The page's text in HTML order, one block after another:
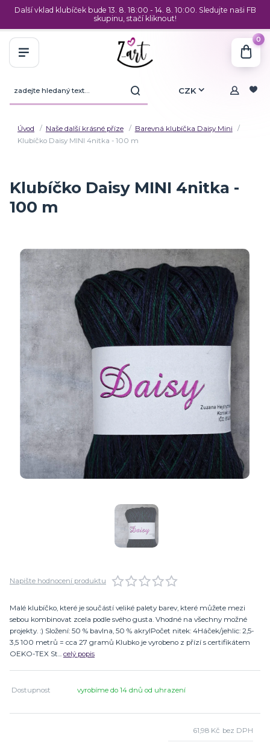
Další vklad klubíček bude 13. 8. 18:00 - 14. 8. 10:00. Sledujte naši FB
skupinu, stačí kliknout!
CZK
0
Úvod Naše další krásné příze
Barevná klubíčka Daisy Mini
Klubíčko Daisy MINI 4nitka - 100 m
Klubíčko Daisy MINI 4nitka -
100 m
Napište hodnocení produktu
Malé klubíčko, které je součástí veliké palety barev, které můžete mezi
sebou kombinovat zcela podle svého gusta. Vhodné na všechny možné
projekty. :) Složení: 50 % bavlna, 50 % akrylPočet nitek: 4Háček/jehlic: 2,5-
3,5 100 metrů = cca 27 gramů Klubko je vyrobeno z přízí s certifikátem
OEKO-TEX St... celý popis
Dostupnost vyrobíme do 14 dnů od uhrazení
61,98 Kč bez DPH